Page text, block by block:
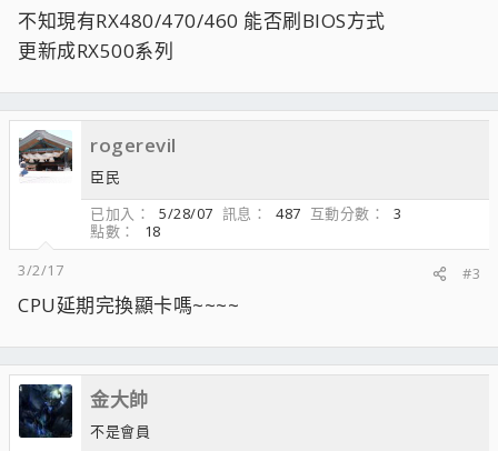
不知現有RX480/470/460 能否刷BIOS方式
更新成RX500系列
rogerevil
臣民
已加入
5/28/07 訊息 487 互動分數
3
點數
18
3/2/17
#3
CPU延期完換顯卡嗎~~~~
金大帥
不是會員